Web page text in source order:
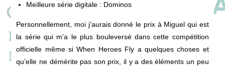
Meilleure série digitale : Dominos
Personnellement, moi j’aurais donné le prix à Miguel qui est
la série qui m’a le plus bouleversé dans cette compétition
officielle même si When Heroes Fly a quelques choses et
qu’elle ne démérite pas son prix, il y a des éléments un peu